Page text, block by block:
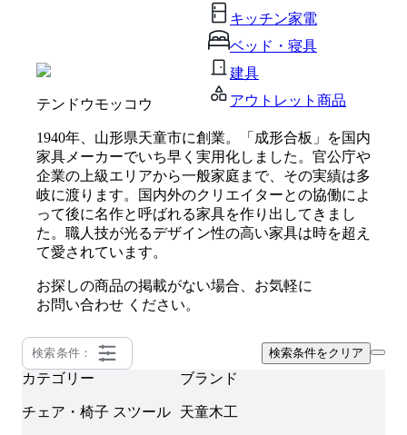
キッチン家電
ベッド・寝具
建具
アウトレット商品
テンドウモッコウ
1940年、山形県天童市に創業。「成形合板」を国内
家具メーカーでいち早く実用化しました。官公庁や
企業の上級エリアから一般家庭まで、その実績は多
岐に渡ります。国内外のクリエイターとの協働によ
って後に名作と呼ばれる家具を作り出してきまし
た。職人技が光るデザイン性の高い家具は時を超え
て愛されています。
お探しの商品の掲載がない場合、お気軽に
お問い合わせ ください。
検索条件： 検索条件をクリア
カテゴリー
チェア・椅子 スツール
ブランド
天童木工